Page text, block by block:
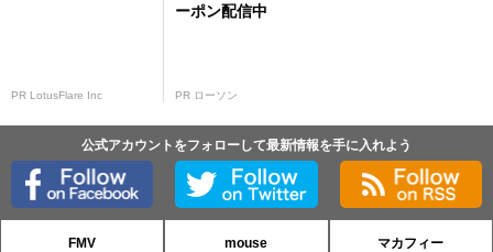
PR LotusFlare Inc
ーポン配信中
PR ローソン
公式アカウントをフォローして最新情報を手に入れよう
FMV mouse マカフィー